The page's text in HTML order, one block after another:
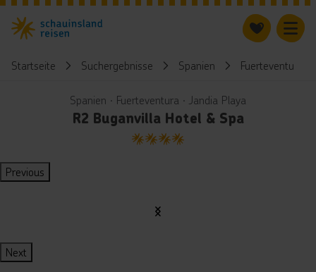
Startseite Suchergebnisse Spanien Fuerteventura
Spanien ∙ Fuerteventura ∙ Jandia Playa
R2 Buganvilla Hotel & Spa
4
Previous
Next